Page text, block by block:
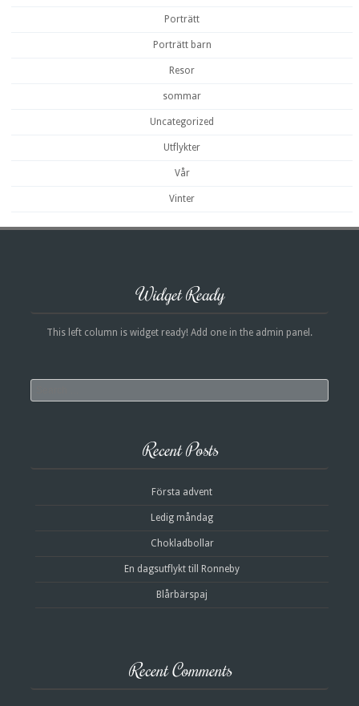
Porträtt
Porträtt barn
Resor
sommar
Uncategorized
Utflykter
Vår
Vinter
Widget Ready
This left column is widget ready! Add one in the admin panel.
Recent Posts
Första advent
Ledig måndag
Chokladbollar
En dagsutflykt till Ronneby
Blårbärspaj
Recent Comments